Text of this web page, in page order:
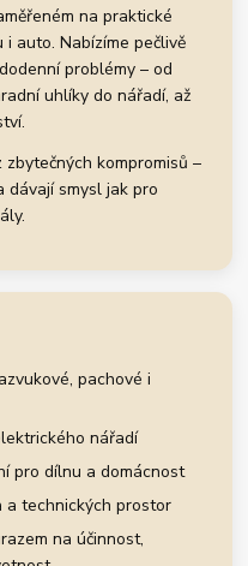
na praktické
auto. Nabízíme pečlivě
problémy – od
uhlíky do nářadí, až
kompromisů –
dávají smysl jak pro
pachové i
nářadí
pro dílnu a domácnost
a technických prostor
na účinnost,